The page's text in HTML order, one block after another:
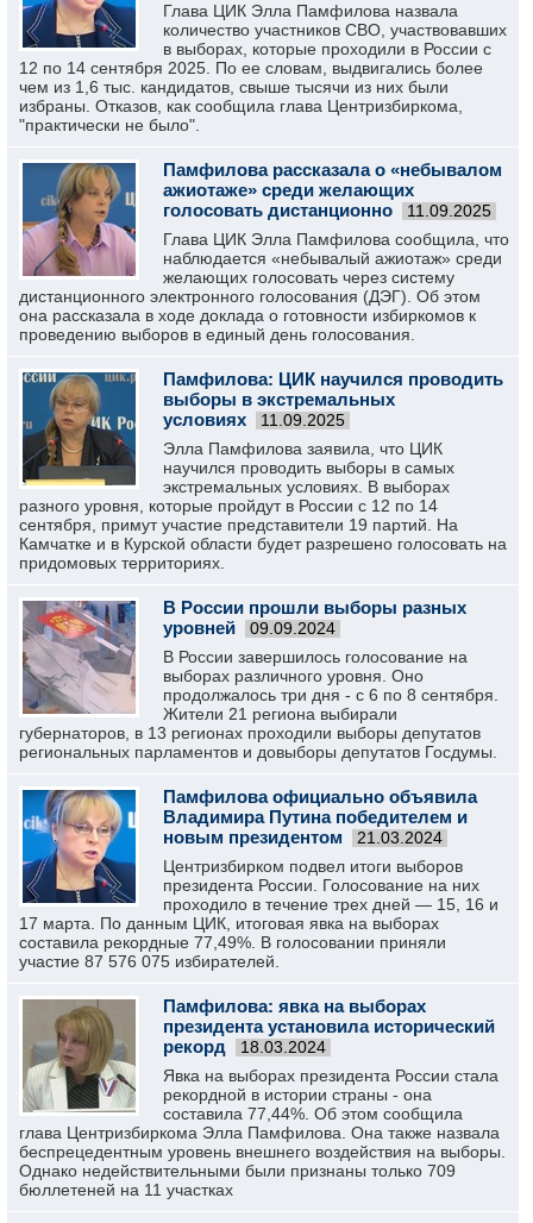
Глава ЦИК Элла Памфилова назвала
количество участников СВО, участвовавших
в выборах, которые проходили в России с
12 по 14 сентября 2025. По ее словам, выдвигались более
чем из 1,6 тыс. кандидатов, свыше тысячи из них были
избраны. Отказов, как сообщила глава Центризбиркома,
"практически не было".
Памфилова рассказала о «небывалом
ажиотаже» среди желающих
голосовать дистанционно
11.09.2025
Глава ЦИК Элла Памфилова сообщила, что
наблюдается «небывалый ажиотаж» среди
желающих голосовать через систему
дистанционного электронного голосования (ДЭГ). Об этом
она рассказала в ходе доклада о готовности избиркомов к
проведению выборов в единый день голосования.
Памфилова: ЦИК научился проводить
выборы в экстремальных
условиях
11.09.2025
Элла Памфилова заявила, что ЦИК
научился проводить выборы в самых
экстремальных условиях. В выборах
разного уровня, которые пройдут в России с 12 по 14
сентября, примут участие представители 19 партий. На
Камчатке и в Курской области будет разрешено голосовать на
придомовых территориях.
В России прошли выборы разных
уровней
09.09.2024
В России завершилось голосование на
выборах различного уровня. Оно
продолжалось три дня - с 6 по 8 сентября.
Жители 21 региона выбирали
губернаторов, в 13 регионах проходили выборы депутатов
региональных парламентов и довыборы депутатов Госдумы.
Памфилова официально объявила
Владимира Путина победителем и
новым президентом
21.03.2024
Центризбирком подвел итоги выборов
президента России. Голосование на них
проходило в течение трех дней — 15, 16 и
17 марта. По данным ЦИК, итоговая явка на выборах
составила рекордные 77,49%. В голосовании приняли
участие 87 576 075 избирателей.
Памфилова: явка на выборах
президента установила исторический
рекорд
18.03.2024
Явка на выборах президента России стала
рекордной в истории страны - она
составила 77,44%. Об этом сообщила
глава Центризбиркома Элла Памфилова. Она также назвала
беспрецедентным уровень внешнего воздействия на выборы.
Однако недействительными были признаны только 709
бюллетеней на 11 участках